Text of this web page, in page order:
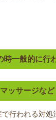
時一般的に行
ッサージなど
行われる対処